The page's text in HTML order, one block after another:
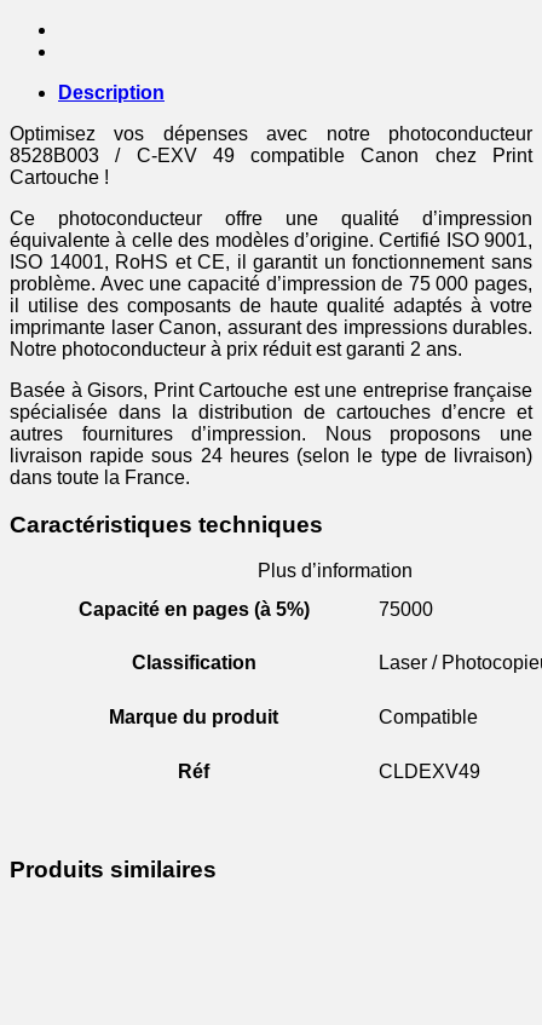
Description
Optimisez vos dépenses avec notre photoconducteur
8528B003 / C-EXV 49 compatible Canon chez Print
Cartouche !
Ce photoconducteur offre une qualité d’impression
équivalente à celle des modèles d’origine. Certifié ISO 9001,
ISO 14001, RoHS et CE, il garantit un fonctionnement sans
problème. Avec une capacité d’impression de 75 000 pages,
il utilise des composants de haute qualité adaptés à votre
imprimante laser Canon, assurant des impressions durables.
Notre photoconducteur à prix réduit est garanti 2 ans.
Basée à Gisors, Print Cartouche est une entreprise française
spécialisée dans la distribution de cartouches d’encre et
autres fournitures d’impression. Nous proposons une
livraison rapide sous 24 heures (selon le type de livraison)
dans toute la France.
Caractéristiques techniques
Plus d’information
Capacité en pages (à 5%)
75000
Classification Laser /
Marque du produit Compatible
Réf CLDEXV49
Produits similaires